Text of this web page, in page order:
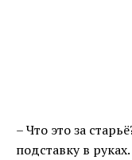
– Что это за
подставку в